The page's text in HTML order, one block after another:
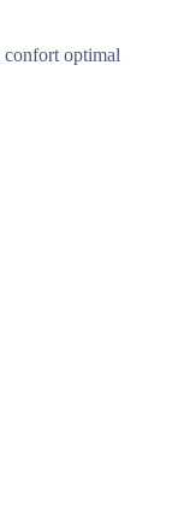
confort optimal